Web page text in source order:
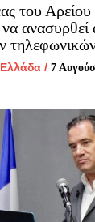
του
να
Ελλάδα/ 7